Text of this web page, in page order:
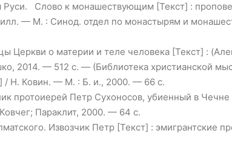
Руси. Слово к монашествующим [Текст] :
— М. : Синод. отдел по монастырям и
Церкви о материи и теле человека [Текст] :
2014. — 512 с. — (Библиотека христианской
/ Н. Ковин. — М. : Б. и., 2000. — 66 c.
протоиерей Петр Сухоносов, убиенный в
Параклит, 2000. — 64 с.
Извозчик Петр [Текст] : эмигрантские